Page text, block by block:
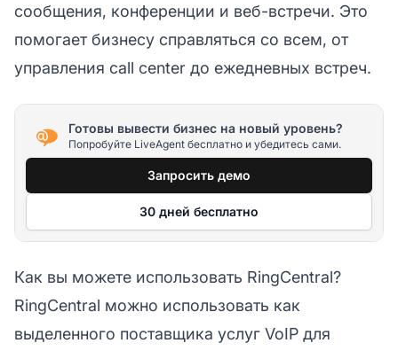
сообщения, конференции и веб-встречи. Это
помогает бизнесу справляться со всем, от
управления call center до ежедневных встреч.
Готовы вывести бизнес на новый уровень?
Попробуйте LiveAgent бесплатно и убедитесь сами.
Запросить демо
30 дней бесплатно
Как вы можете использовать RingCentral?
RingCentral можно использовать как
выделенного поставщика услуг VoIP для